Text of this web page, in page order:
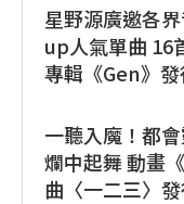
星野源廣邀各
up人氣單曲 16
專輯《Gen》
一聽入魔！都
爛中起舞 動畫
曲〈一二三〉